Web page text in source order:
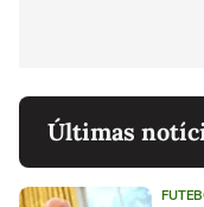
Últimas